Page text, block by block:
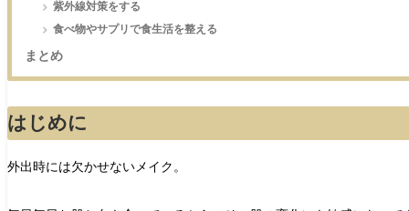
紫外線対策をする
食べ物やサプリで食生活を整える
まとめ
はじめに
外出時には欠かせないメイク。